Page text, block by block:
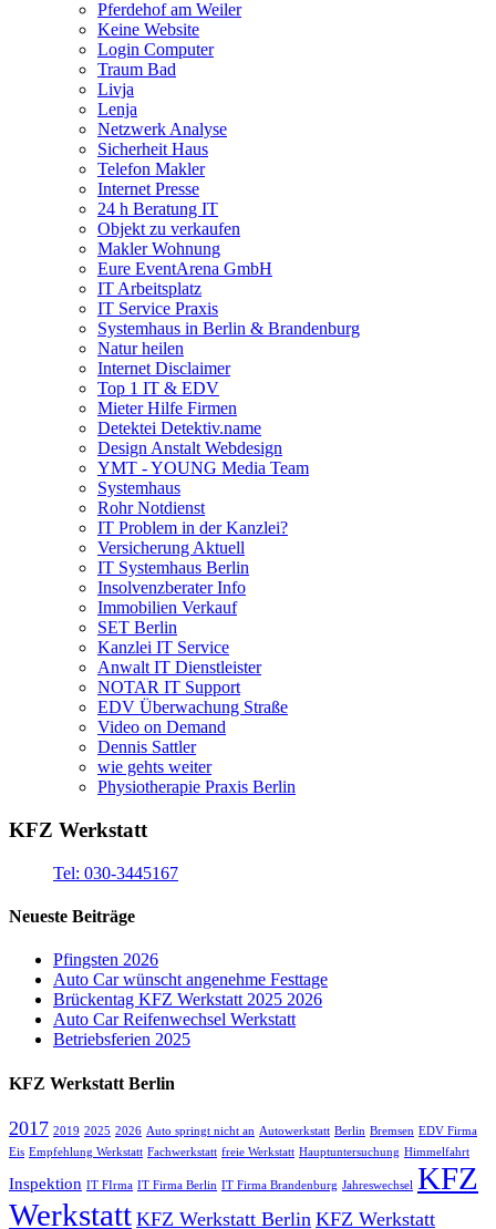
Pferdehof am Weiler
Keine Website
Login Computer
Traum Bad
Livja
Lenja
Netzwerk Analyse
Sicherheit Haus
Telefon Makler
Internet Presse
24 h Beratung IT
Objekt zu verkaufen
Makler Wohnung
Eure EventArena GmbH
IT Arbeitsplatz
IT Service Praxis
Systemhaus in Berlin & Brandenburg
Natur heilen
Internet Disclaimer
Top 1 IT & EDV
Mieter Hilfe Firmen
Detektei Detektiv.name
Design Anstalt Webdesign
YMT - YOUNG Media Team
Systemhaus
Rohr Notdienst
IT Problem in der Kanzlei?
Versicherung Aktuell
IT Systemhaus Berlin
Insolvenzberater Info
Immobilien Verkauf
SET Berlin
Kanzlei IT Service
Anwalt IT Dienstleister
NOTAR IT Support
EDV Überwachung Straße
Video on Demand
Dennis Sattler
wie gehts weiter
Physiotherapie Praxis Berlin
KFZ Werkstatt
Tel: 030-3445167
Neueste Beiträge
Pfingsten 2026
Auto Car wünscht angenehme Festtage
Brückentag KFZ Werkstatt 2025 2026
Auto Car Reifenwechsel Werkstatt
Betriebsferien 2025
KFZ Werkstatt Berlin
2017 2019 2025 2026 Auto springt nicht an Autowerkstatt Berlin Bremsen EDV Firma
Eis Empfehlung Werkstatt Fachwerkstatt freie Werkstatt Hauptuntersuchung Himmelfahrt
Inspektion IT FIrma IT Firma Berlin IT Firma Brandenburg Jahreswechsel KFZ
Werkstatt KFZ Werkstatt Berlin KFZ Werkstatt